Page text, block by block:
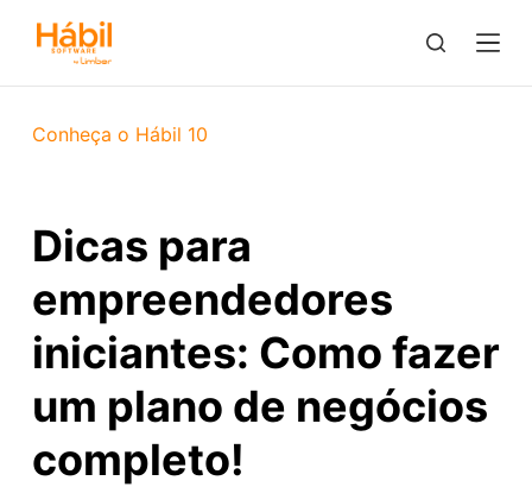
l
o
o
e
Conheça o Hábil 10
Dicas para
empreendedores
iniciantes: Como fazer
um plano de negócios
completo!